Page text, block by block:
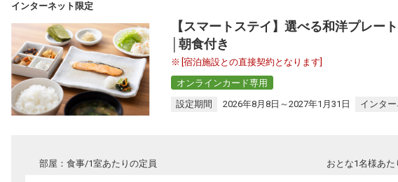
インターネット限定
【スマートステイ】選べる和洋プレー
│朝食付き
[宿泊施設との直接契約となります]
オンラインカード専用
設定期間
2026年8月8日～2027年1月31日 インタ
部屋：食事/1室あたりの定員 おとな1名様あた